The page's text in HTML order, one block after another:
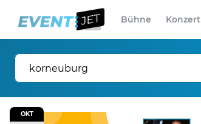
Bühne Konzert
OKT